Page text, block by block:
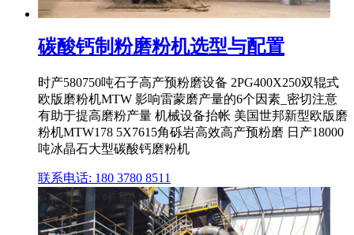
碳酸钙制粉磨粉机选型与配置
时产580750吨石子高产预粉磨设备 2PG400X250双辊式
欧版磨粉机MTW 影响雷蒙磨产量的6个因素_密切注意
有助于提高磨粉产量 机械设备抬帐 美国世邦新型欧版磨
粉机MTW178 5X7615角砾岩高效高产预粉磨 日产18000
吨冰晶石大型碳酸钙磨粉机
联系电话: 180 3780 8511